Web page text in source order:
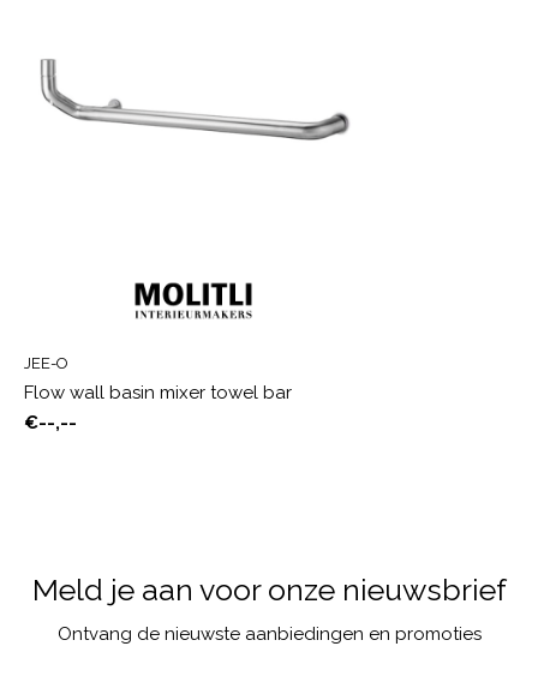
JEE-O
Flow wall basin mixer towel bar
€--,--
Meld je aan voor onze nieuwsbrief
Ontvang de nieuwste aanbiedingen en promoties